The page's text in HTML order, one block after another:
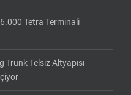
Tetra Terminali
Trunk Telsiz Altyapısı